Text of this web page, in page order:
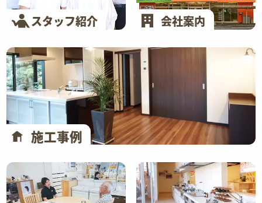
スタッフ紹介 会社案内
施工事例